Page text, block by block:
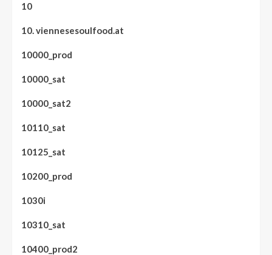
10
10. viennesesoulfood.at
10000_prod
10000_sat
10000_sat2
10110_sat
10125_sat
10200_prod
1030i
10310_sat
10400_prod2